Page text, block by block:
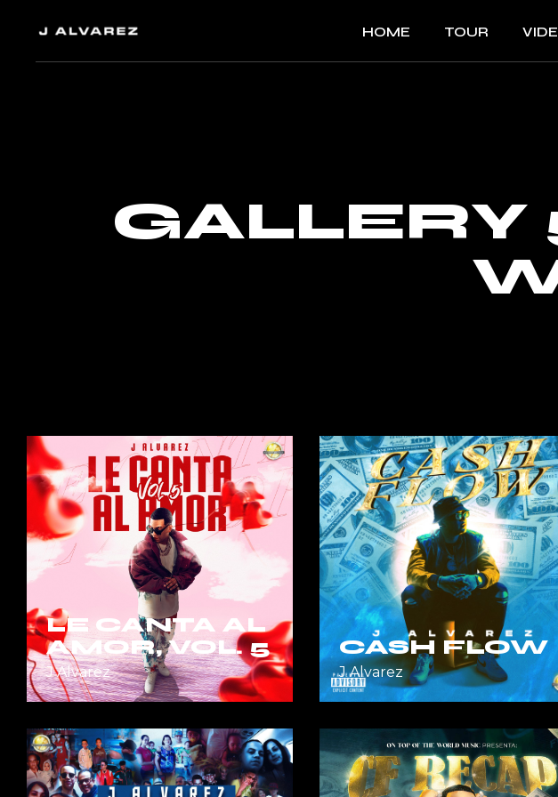
HOME TOUR
GALLERY
LE CANTA AL
AMOR, VOL. 5
J Alvarez
CASH FLOW
J Alvarez